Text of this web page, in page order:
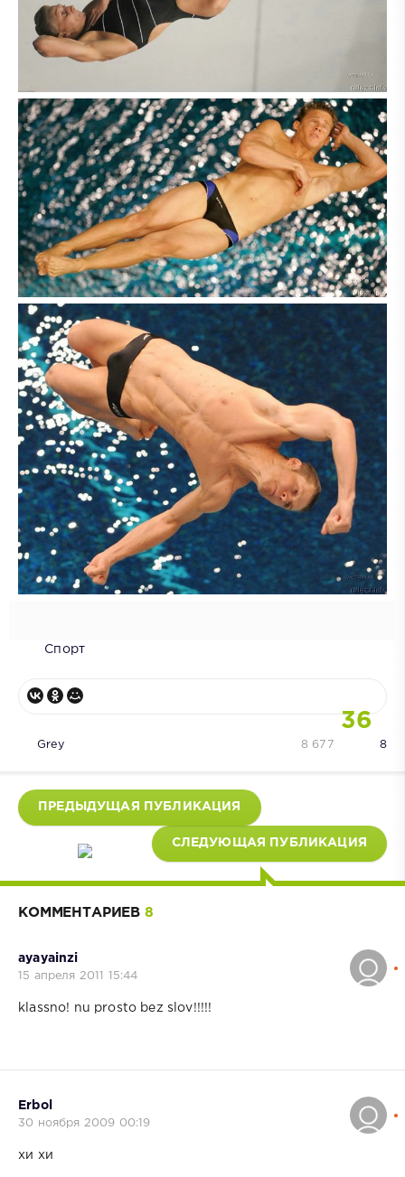
Спорт
36
Grey 8
8 677
ПРЕДЫДУЩАЯ ПУБЛИКАЦИЯ
СЛЕДУЮЩАЯ ПУБЛИКАЦИЯ
КОММЕНТАРИЕВ 8
ayayainzi
15 апреля 2011 15:44
klassno! nu prosto bez slov!!!!!
Erbol
30 ноября 2009 00:19
хи хи